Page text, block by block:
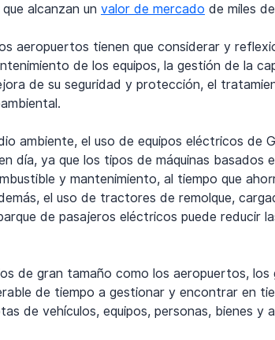
alcanzan un valor de mercado de miles
aeropuertos tienen que considerar y
de los equipos, la gestión de la
de su seguridad y protección, el
ambiente, el uso de equipos eléctricos de
día, ya que los tipos de máquinas
y mantenimiento, al tiempo que
el uso de tractores de remolque,
de pasajeros eléctricos puede reducir
de gran tamaño como los aeropuertos,
de tiempo a gestionar y encontrar en
de vehículos, equipos, personas, bienes y